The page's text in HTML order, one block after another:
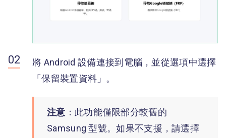
將 Android 設備連接到電腦，並從選項中選擇
「保留裝置資料」。
注意 ：此功能僅限部分較舊的
Samsung 型號。如果不支援，請選擇